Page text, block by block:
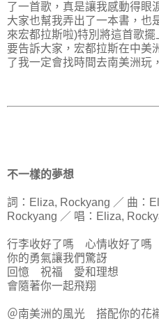
了一首歌，真是讓我感動得眼
大家也幫我弄出了一本書，也
來宏都拉斯啦)特別將這首歌
要告訴大家，宏都拉斯在中美
了我一定會找時間去南美洲玩
不一樣的夢想
詞：Eliza, Rockyang ／ 曲：
Rockyang ／ 唱：Eliza,
行李收好了嗎 心情收好了嗎
你的勇氣讓我們驚訝
回憶 祝福 愛和理想
會隨著你一起飛翔
＠南美洲的風光 搭配你的花